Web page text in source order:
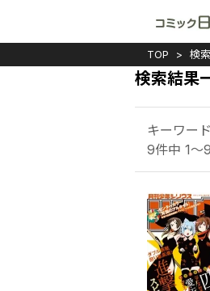
TOP 検
検索結果
キーワー
9件中 1～